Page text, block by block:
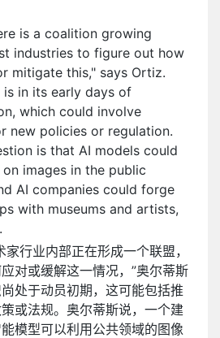
is a coalition growing
industries to figure out how
mitigate this," says Ortiz.
is in its early days of
which could involve
new policies or regulation.
is that AI models could
images in the public
AI companies could forge
with museums and artists,
家行业内部正在形成一个联盟，
对或缓解这一情况，”奥尔蒂斯
处于动员初期，这可能包括推
或法规。奥尔蒂斯说，一个建
模型可以利用公共领域的图像